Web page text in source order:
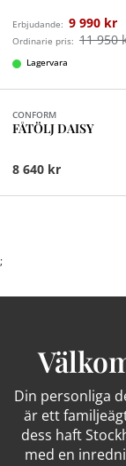
Erbjudande: 9 990 kr
Ordinarie pris: 11 950
Lagervara
CONFORM
FÅTÖLJ DAISY
8 640 kr
;
Din personliga
är ett
dess haft
med en